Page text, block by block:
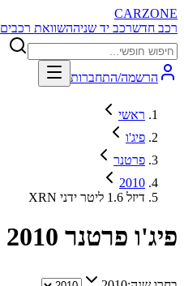
CARZONE
רכב חדשרכב יד שניההשוואת רכבים
הרשמה/התחברות
ראשי
פיג'ו
פרטנר
2010
XRN דיזל 1.6 ליטר ידני
פיג'ו פרטנר 2010